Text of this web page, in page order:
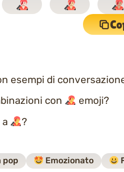
esempi di
con
emoji?
?
pop Emozionato